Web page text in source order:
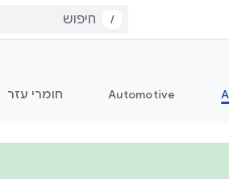
/
Automotive חומרי עזר